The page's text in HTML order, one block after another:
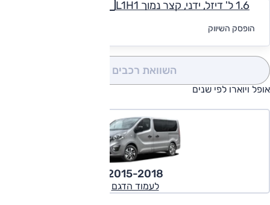
1.6 ל' דיזל, ידני, קצר נמוך L1H1
הופסק השיווק
השוואת רכבים
אופל ויוארו לפי שנים
2015-2018
לעמוד הדגם